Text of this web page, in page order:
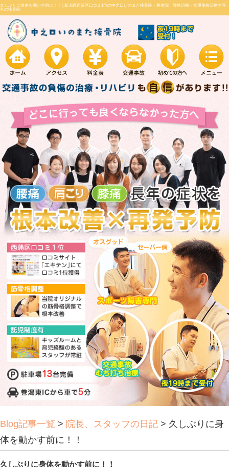
久しぶりに身体を動かす前に！！ |新潟県西蒲区口コミ1位の中之口いのまた接骨院